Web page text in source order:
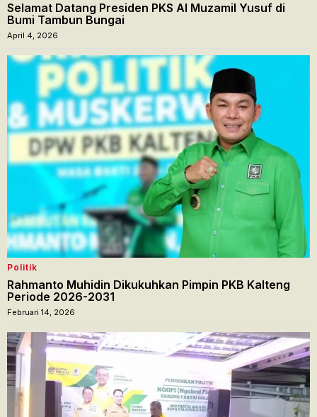
Selamat Datang Presiden PKS Al Muzamil Yusuf di
Bumi Tambun Bungai
April 4, 2026
Politik
Rahmanto Muhidin Dikukuhkan Pimpin PKB Kalteng
Periode 2026-2031
Februari 14, 2026